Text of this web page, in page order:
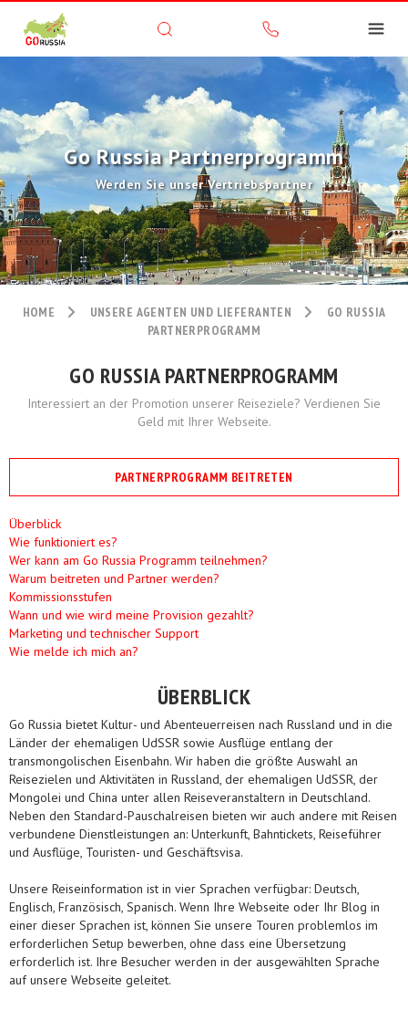
Go Russia Partnerprogramm
Werden Sie unser Vertriebspartner
HOME UNSERE AGENTEN UND LIEFERANTEN
GO RUSSIA
PARTNERPROGRAMM
GO RUSSIA PARTNERPROGRAMM
Interessiert an der Promotion unserer Reiseziele? Verdienen Sie
Geld mit Ihrer Webseite.
PARTNERPROGRAMM BEITRETEN
Überblick
Wie funktioniert es?
Wer kann am Go Russia Programm teilnehmen?
Warum beitreten und Partner werden?
Kommissionsstufen
Wann und wie wird meine Provision gezahlt?
Marketing und technischer Support
Wie melde ich mich an?
ÜBERBLICK
Go Russia bietet Kultur- und Abenteuerreisen nach Russland und in die
Länder der ehemaligen UdSSR sowie Ausflüge entlang der
transmongolischen Eisenbahn. Wir haben die größte Auswahl an
Reisezielen und Aktivitäten in Russland, der ehemaligen UdSSR, der
Mongolei und China unter allen Reiseveranstaltern in Deutschland.
Neben den Standard-Pauschalreisen bieten wir auch andere mit Reisen
verbundene Dienstleistungen an: Unterkunft, Bahntickets, Reiseführer
und Ausflüge, Touristen- und Geschäftsvisa.
Unsere Reiseinformation ist in vier Sprachen verfügbar: Deutsch,
Englisch, Französisch, Spanisch. Wenn Ihre Webseite oder Ihr Blog in
einer dieser Sprachen ist, können Sie unsere Touren problemlos im
erforderlichen Setup bewerben, ohne dass eine Übersetzung
erforderlich ist. Ihre Besucher werden in der ausgewählten Sprache
auf unsere Webseite geleitet.